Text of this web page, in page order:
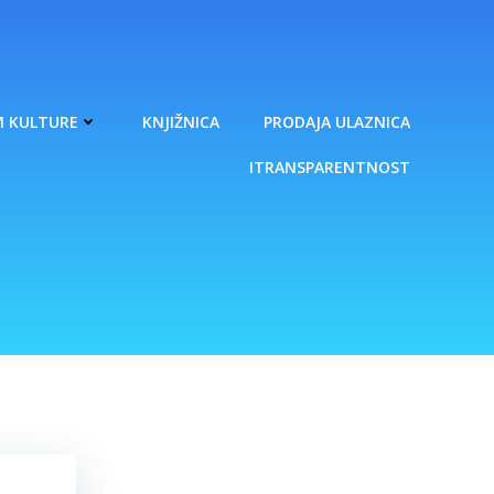
KULTURE KNJIŽNICA PRODAJA ULAZNICA
ITRANSPARENTNOST